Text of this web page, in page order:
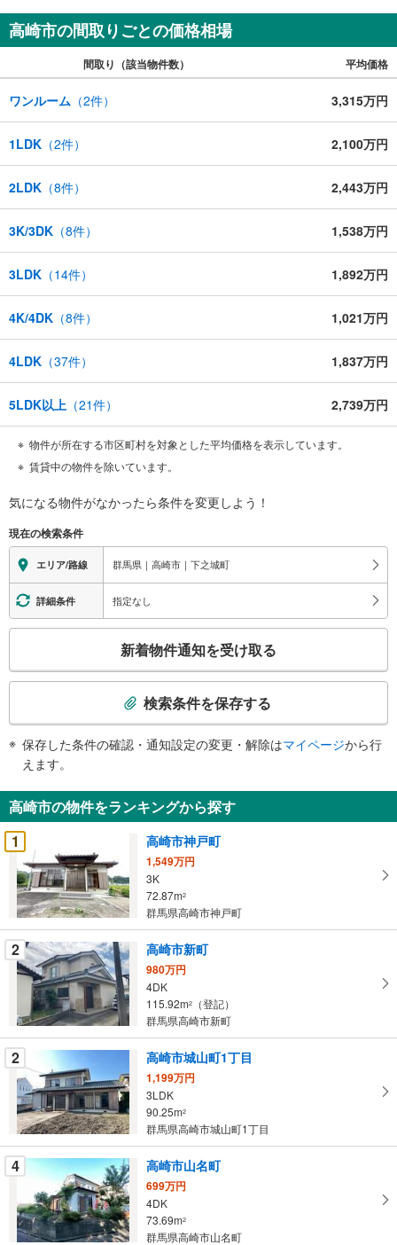
高崎市の間取りごとの価格相場
間取り（該当物件数） 平均価格
ワンルーム （2件） 3,315万円
1LDK （2件） 2,100万円
2LDK （8件） 2,443万円
3K/3DK （8件） 1,538万円
3LDK （14件） 1,892万円
4K/4DK （8件） 1,021万円
4LDK （37件） 1,837万円
5LDK以上 （21件） 2,739万円
物件が所在する市区町村を対象とした平均価格を表示しています。
賃貸中の物件を除いています。
気になる物件がなかったら条件を変更しよう！
現在の検索条件
エリア/路線 群馬県｜高崎市｜下之城町
詳細条件 指定なし
検
知
を
受
け
取
る
・
条
件
を
ペ
ー
ジ
に
保
存
す
る
新着物件通知を受け取る
検索条件を保存する
保存した条件の確認・通知設定の変更・解除はマイページから行
えます。
高崎市の物件をランキングから探す
1
高崎市神戸町
1,549万円
3K
72.87m2
群馬県高崎市神戸町
2 高崎市新町
980万円
4DK
115.92m2
（登記）
群馬県高崎市新町
2 高崎市城山町1丁目
1,199万円
3LDK
90.25m2
群馬県高崎市城山町1丁目
4 高崎市山名町
699万円
4DK
73.69m2
群馬県高崎市山名町